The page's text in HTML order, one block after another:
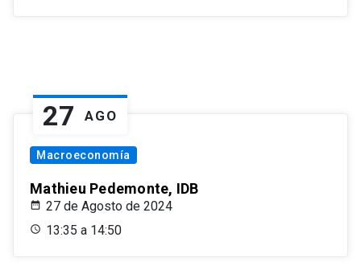
27 AGO
Macroeconomía
Mathieu Pedemonte, IDB
27 de Agosto de 2024
13:35 a 14:50